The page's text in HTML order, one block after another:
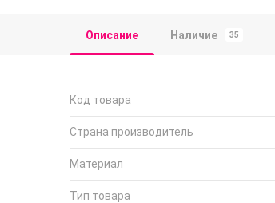
Описание Наличие 35
Код товара
Страна производитель
Материал
Тип товара